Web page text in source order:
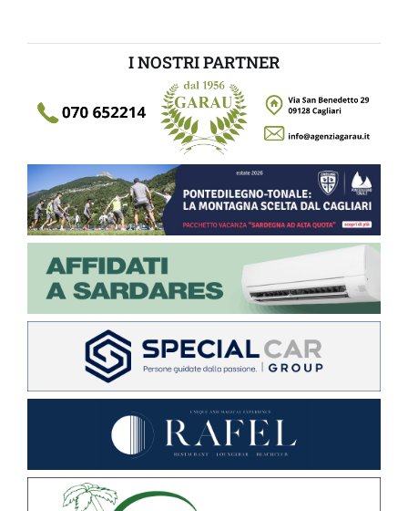
I NOSTRI PARTNER